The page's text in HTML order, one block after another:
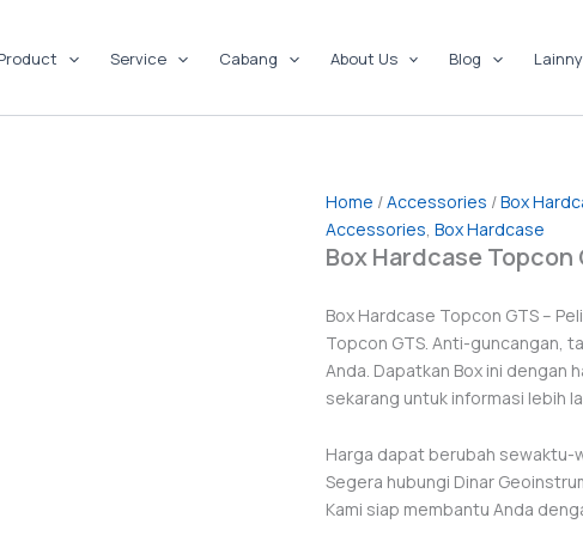
Service Cabang About Us Blog
Home /Accessories /Box
Accessories, Box Hardcase
Box Hardcase Topcon
Box Hardcase Topcon GTS –
Topcon GTS. Anti-guncangan,
Anda. Dapatkan Box ini dengan
sekarang untuk informasi lebih
Harga dapat berubah sewaktu-
Segera hubungi Dinar
Kami siap membantu Anda